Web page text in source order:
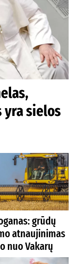
yra sielos
grūdų
atnaujinimas
nuo Vakarų